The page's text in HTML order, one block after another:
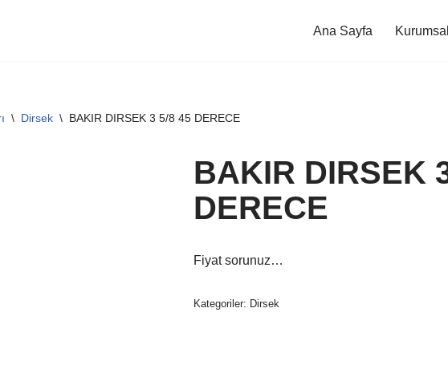
Ana Sayfa Kurumsal
\ Dirsek \ BAKIR DIRSEK 3 5/8 45 DERECE
BAKIR DIRSEK
DERECE
Fiyat sorunuz…
Kategoriler: Dirsek